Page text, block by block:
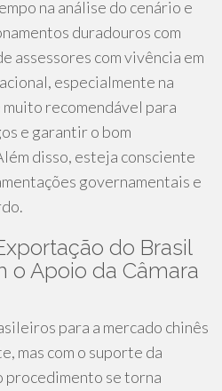
na análise do cenário e
duradouros com
assessores com vivência em
especialmente na
recomendável para
e garantir o bom
disso, esteja consciente
governamentais e
do Brasil
o Apoio da Câmara
para a mercado chinês
mas com o suporte da
procedimento se torna